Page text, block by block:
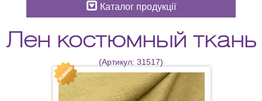
Каталог продукції
Лен костюмный ткань
(Артикул: 31517)